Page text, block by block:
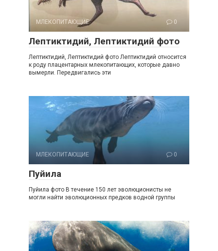
МЛЕКОПИТАЮЩИЕ 0
Лептиктидий, Лептиктидий фото
Лептиктидий, Лептиктидий фото Лептиктидий относится
к роду плацентарных млекопитающих, которые давно
вымерли. Передвигались эти
МЛЕКОПИТАЮЩИЕ 0
Пуйила
Пуйила фото В течение 150 лет эволюционисты не
могли найти эволюционных предков водной группы